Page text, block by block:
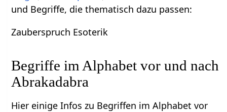
und Begriffe, die thematisch dazu passen:
Zauberspruch Esoterik
Begriffe im Alphabet vor und nach
Abrakadabra
Hier einige Infos zu Begriffen im Alphabet vor